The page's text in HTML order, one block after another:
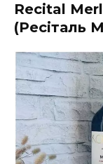
Recital
(Ресіталь